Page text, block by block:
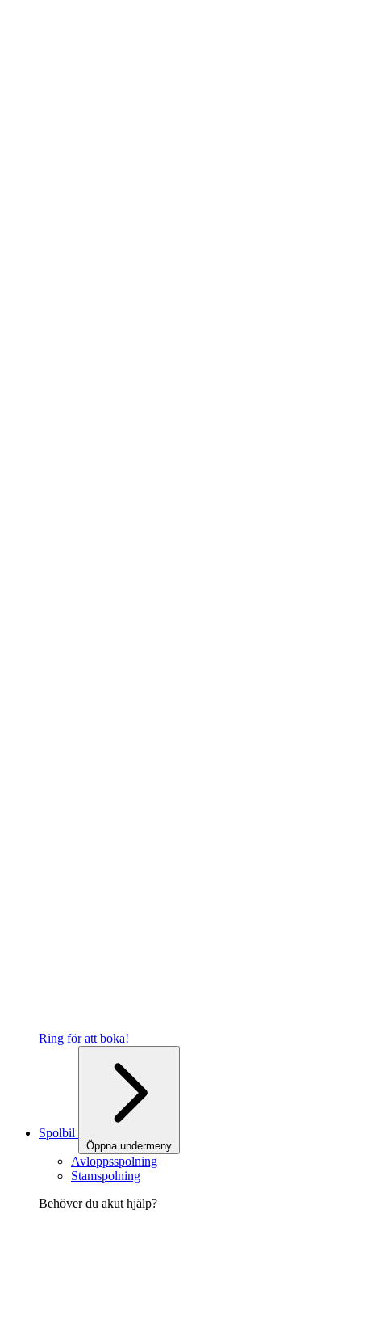
Ring för att boka!
Spolbil
Öppna undermeny
Avloppsspolning
Stamspolning
Behöver du akut hjälp?